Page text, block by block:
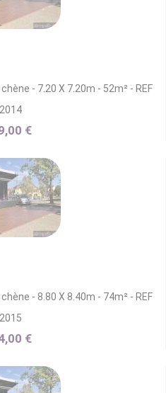
- 7.20 X 7.20m - 52m² - REF
€
- 8.80 X 8.40m - 74m² - REF
€